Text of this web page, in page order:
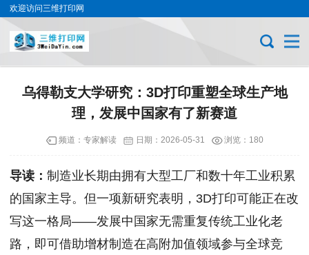
欢迎访问三维打印网
乌得勒支大学研究：3D打印重塑全球生产地
理，发展中国家有了新赛道
频道： 专家解读 日期： 2026-05-31 浏览：180
导读： 制造业长期由拥有大型工厂和数十年工业积累
的国家主导。但一项新研究表明，3D打印可能正在改
写这一格局——发展中国家无需重复传统工业化老
路，即可借助增材制造在高附加值领域参与全球竞